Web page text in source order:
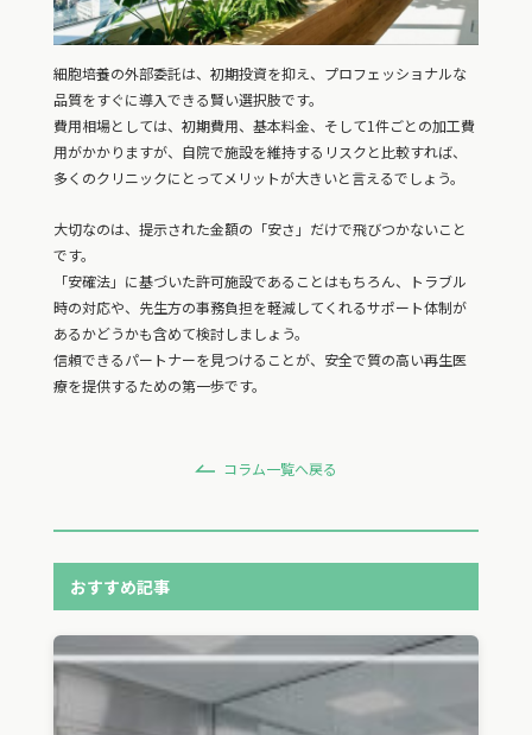
細胞培養の外部委託は、初期投資を抑え、プロフェッショナルな
品質をすぐに導入できる賢い選択肢です。
費用相場としては、初期費用、基本料金、そして1件ごとの加工費
用がかかりますが、自院で施設を維持するリスクと比較すれば、
多くのクリニックにとってメリットが大きいと言えるでしょう。
大切なのは、提示された金額の「安さ」だけで飛びつかないこと
です。
「安確法」に基づいた許可施設であることはもちろん、トラブル
時の対応や、先生方の事務負担を軽減してくれるサポート体制が
あるかどうかも含めて検討しましょう。
信頼できるパートナーを見つけることが、安全で質の高い再生医
療を提供するための第一歩です。
コラム一覧へ戻る
おすすめ記事